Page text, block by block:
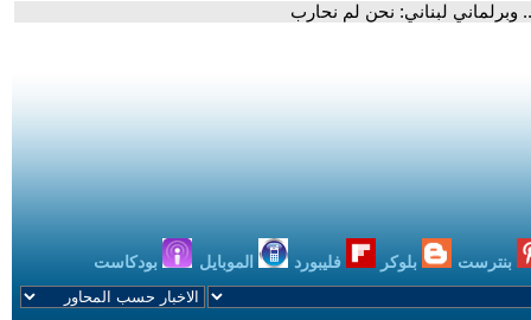
وبرلماني لبناني: نحن لم نحارب
بنترست بلوكر فليبورد الموبايل بودكاست